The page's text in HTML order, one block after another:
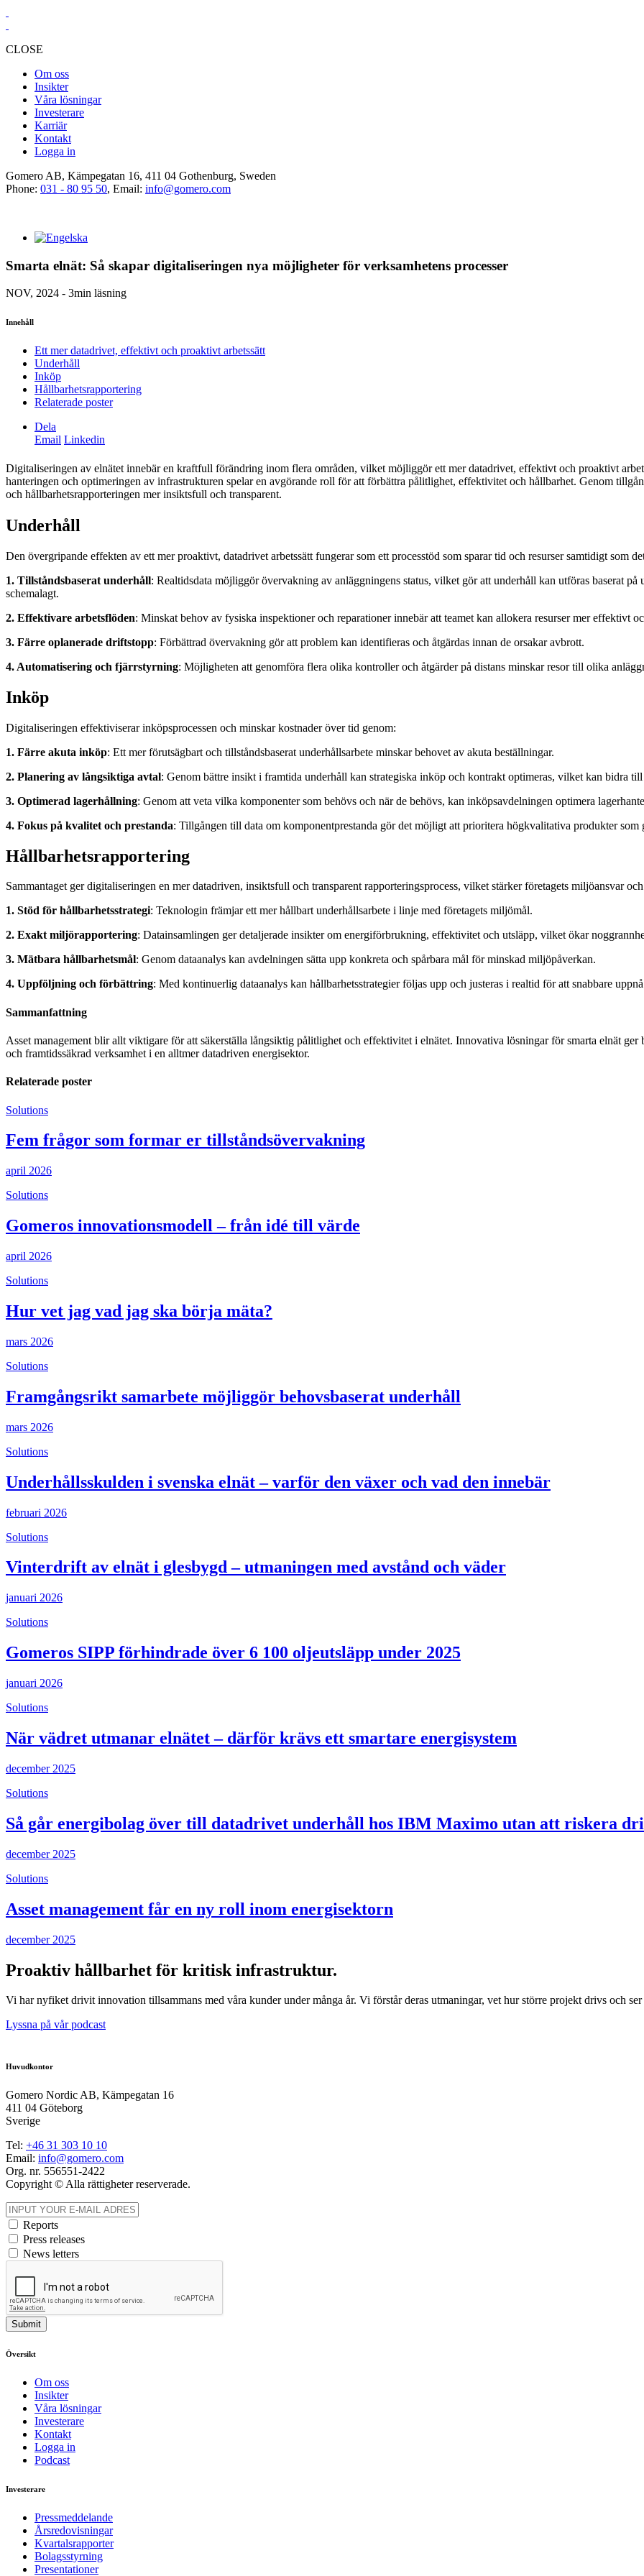
CLOSE
Om oss
Insikter
Våra lösningar
Investerare
Karriär
Kontakt
Logga in
Gomero AB, Kämpegatan 16, 411 04 Gothenburg, Sweden
Phone: 031 - 80 95 50, Email: info@gomero.com
Smarta elnät: Så skapar digitaliseringen nya möjligheter för verksamhetens processer
NOV, 2024 - 3min läsning
Innehåll
Ett mer datadrivet, effektivt och proaktivt arbetssätt
Underhåll
Inköp
Hållbarhetsrapportering
Relaterade poster
Dela
Email Linkedin
Digitaliseringen av elnätet innebär en kraftfull förändring inom flera områden, vilket möjliggör ett mer datadrivet, effektivt och proaktivt
hanteringen och optimeringen av infrastrukturen spelar en avgörande roll för att förbättra pålitlighet, effektivitet och hållbarhet. Genom
och hållbarhetsrapporteringen mer insiktsfull och transparent.
Underhåll
Den övergripande effekten av ett mer proaktivt, datadrivet arbetssätt fungerar som ett processtöd som sparar tid och resurser samtidigt som
1. Tillståndsbaserat underhåll: Realtidsdata möjliggör övervakning av anläggningens status, vilket gör att underhåll kan utföras baserat
schemalagt.
2. Effektivare arbetsflöden: Minskat behov av fysiska inspektioner och reparationer innebär att teamet kan allokera resurser mer effektivt
3. Färre oplanerade driftstopp: Förbättrad övervakning gör att problem kan identifieras och åtgärdas innan de orsakar avbrott.
4. Automatisering och fjärrstyrning: Möjligheten att genomföra flera olika kontroller och åtgärder på distans minskar resor till olika
Inköp
Digitaliseringen effektiviserar inköpsprocessen och minskar kostnader över tid genom:
1. Färre akuta inköp: Ett mer förutsägbart och tillståndsbaserat underhållsarbete minskar behovet av akuta beställningar.
2. Planering av långsiktiga avtal: Genom bättre insikt i framtida underhåll kan strategiska inköp och kontrakt optimeras, vilket kan bidra
3. Optimerad lagerhållning: Genom att veta vilka komponenter som behövs och när de behövs, kan inköpsavdelningen optimera
4. Fokus på kvalitet och prestanda: Tillgången till data om komponentprestanda gör det möjligt att prioritera högkvalitativa produkter
Hållbarhetsrapportering
Sammantaget ger digitaliseringen en mer datadriven, insiktsfull och transparent rapporteringsprocess, vilket stärker företagets miljöansvar
1. Stöd för hållbarhetsstrategi: Teknologin främjar ett mer hållbart underhållsarbete i linje med företagets miljömål.
2. Exakt miljörapportering: Datainsamlingen ger detaljerade insikter om energiförbrukning, effektivitet och utsläpp, vilket ökar
3. Mätbara hållbarhetsmål: Genom dataanalys kan avdelningen sätta upp konkreta och spårbara mål för minskad miljöpåverkan.
4. Uppföljning och förbättring: Med kontinuerlig dataanalys kan hållbarhetsstrategier följas upp och justeras i realtid för att snabbare
Sammanfattning
Asset management blir allt viktigare för att säkerställa långsiktig pålitlighet och effektivitet i elnätet. Innovativa lösningar för smarta elnät
och framtidssäkrad verksamhet i en alltmer datadriven energisektor.
Relaterade poster
Solutions
Fem frågor som formar er tillståndsövervakning
april 2026
Solutions
Gomeros innovationsmodell – från idé till värde
april 2026
Solutions
Hur vet jag vad jag ska börja mäta?
mars 2026
Solutions
Framgångsrikt samarbete möjliggör behovsbaserat underhåll
mars 2026
Solutions
Underhållsskulden i svenska elnät – varför den växer och vad den innebär
februari 2026
Solutions
Vinterdrift av elnät i glesbygd – utmaningen med avstånd och väder
januari 2026
Solutions
Gomeros SIPP förhindrade över 6 100 oljeutsläpp under 2025
januari 2026
Solutions
När vädret utmanar elnätet – därför krävs ett smartare energisystem
december 2025
Solutions
Så går energibolag över till datadrivet underhåll hos IBM Maximo utan att riskera
december 2025
Solutions
Asset management får en ny roll inom energisektorn
december 2025
Proaktiv hållbarhet för kritisk infrastruktur.
Vi har nyfiket drivit innovation tillsammans med våra kunder under många år. Vi förstår deras utmaningar, vet hur större projekt drivs och
Lyssna på vår podcast
Huvudkontor
Gomero Nordic AB, Kämpegatan 16
411 04 Göteborg
Sverige
Tel: +46 31 303 10 10
Email: info@gomero.com
Org. nr. 556551-2422
Copyright © Alla rättigheter reserverade.
Reports
Press releases
News letters
Submit
Översikt
Om oss
Insikter
Våra lösningar
Investerare
Kontakt
Logga in
Podcast
Investerare
Pressmeddelande
Årsredovisningar
Kvartalsrapporter
Bolagsstyrning
Presentationer